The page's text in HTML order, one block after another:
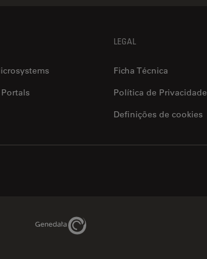
LEGAL
Ficha Técnica
Política de Privacidade
Definições de cookies
Genedata Link